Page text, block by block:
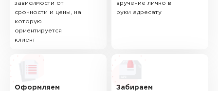
зависимости от
срочности и цены, на
которую
ориентируется
клиент
вручение лично в
руки адресату
Оформляем
Забираем